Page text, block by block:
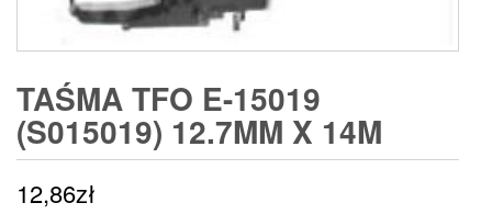
TAŚMA TFO E-15019
(S015019) 12.7MM X 14M
12,86zł